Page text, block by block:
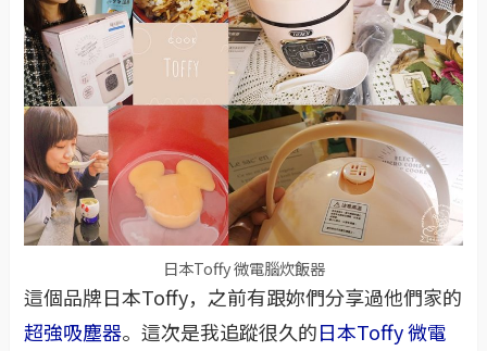
日本Toffy 微電腦炊飯器
這個品牌日本Toffy，之前有跟妳們分享過他們家的
超強吸塵器。這次是我追蹤很久的日本Toffy 微電